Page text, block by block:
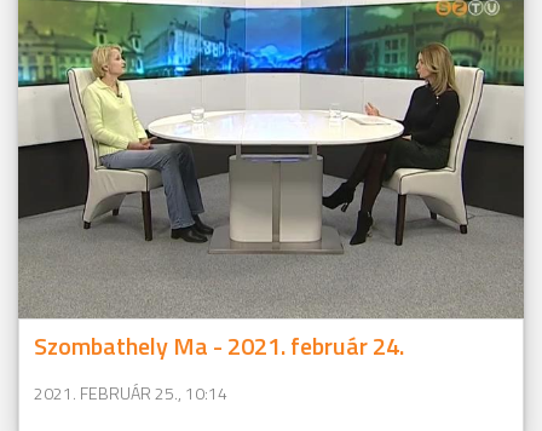
Szombathely Ma - 2021. február 24.
2021. FEBRUÁR 25., 10:14